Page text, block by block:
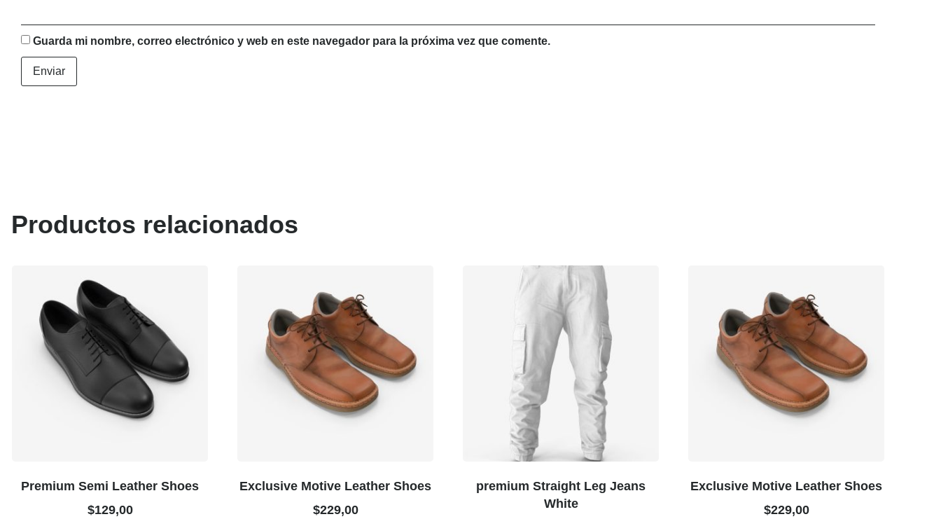
Guarda mi nombre, correo electrónico y web en este navegador para la próxima vez que comente.
Productos relacionados
Premium Semi Leather Shoes
$129,00
Exclusive Motive Leather Shoes
$229,00
premium Straight Leg Jeans
White
Exclusive Motive Leather Shoes
$229,00